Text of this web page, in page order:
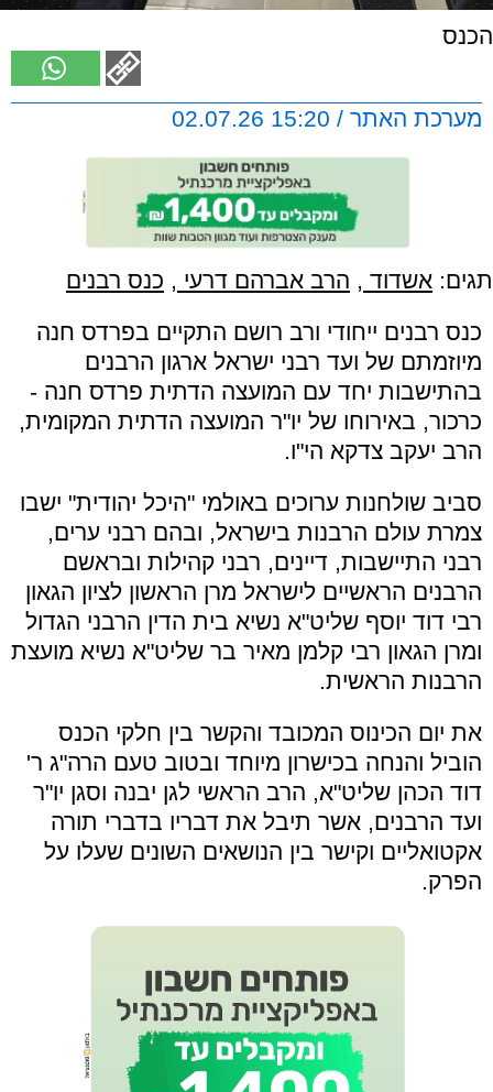
הכנס
מערכת האתר / 15:20 02.07.26
תגים: אשדוד , הרב אברהם דרעי , כנס רבנים
כנס רבנים ייחודי ורב רושם התקיים בפרדס חנה
מיוזמתם של ועד רבני ישראל ארגון הרבנים
בהתישבות יחד עם המועצה הדתית פרדס חנה -
כרכור, באירוחו של יו"ר המועצה הדתית המקומית,
הרב יעקב צדקא הי"ו.
סביב שולחנות ערוכים באולמי "היכל יהודית" ישבו
צמרת עולם הרבנות בישראל, ובהם רבני ערים,
רבני התיישבות, דיינים, רבני קהילות ובראשם
הרבנים הראשיים לישראל מרן הראשון לציון הגאון
רבי דוד יוסף שליט"א נשיא בית הדין הרבני הגדול
ומרן הגאון רבי קלמן מאיר בר שליט"א נשיא מועצת
הרבנות הראשית.
את יום הכינוס המכובד והקשר בין חלקי הכנס
הוביל והנחה בכישרון מיוחד ובטוב טעם הרה"ג ר'
דוד הכהן שליט"א, הרב הראשי לגן יבנה וסגן יו"ר
ועד הרבנים, אשר תיבל את דבריו בדברי תורה
אקטואליים וקישר בין הנושאים השונים שעלו על
הפרק.